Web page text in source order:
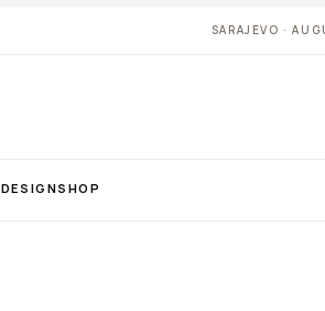
SARAJEVO ·
SHOP